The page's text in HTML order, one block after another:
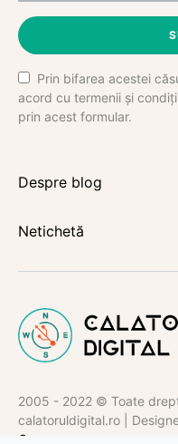
Prin bifarea acestei
acord cu termenii și
prin acest formular.
Despre blog
Netichetă
2005 - 2022 © Toate
calatoruldigital.ro |
Co.